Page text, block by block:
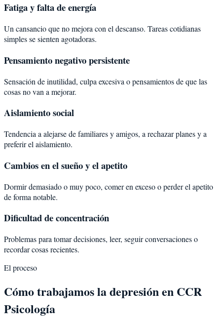
Fatiga y falta de energía
Un cansancio que no mejora con el descanso. Tareas cotidianas
simples se sienten agotadoras.
Pensamiento negativo persistente
Sensación de inutilidad, culpa excesiva o pensamientos de que las
cosas no van a mejorar.
Aislamiento social
Tendencia a alejarse de familiares y amigos, a rechazar planes y a
preferir el aislamiento.
Cambios en el sueño y el apetito
Dormir demasiado o muy poco, comer en exceso o perder el apetito
de forma notable.
Dificultad de concentración
Problemas para tomar decisiones, leer, seguir conversaciones o
recordar cosas recientes.
El proceso
Cómo trabajamos la depresión en CCR
Psicología